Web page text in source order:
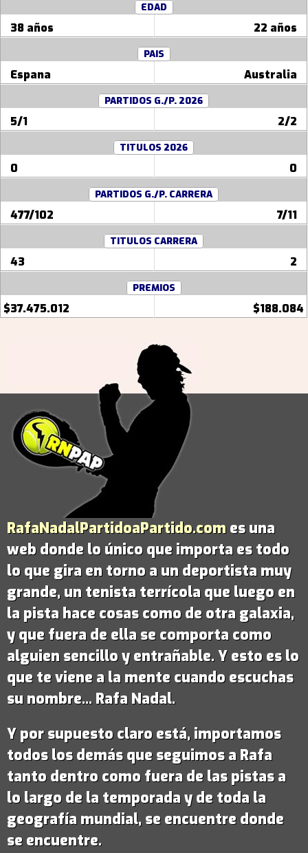
EDAD
38 años 22 años
PAIS
Espana Australia
PARTIDOS G./P. 2026
5/1 2/2
TITULOS 2026
0 0
PARTIDOS G./P. CARRERA
477/102 7/11
TITULOS CARRERA
43 2
PREMIOS
$37.475.012 $188.084
RafaNadalPartidoaPartido.com es una
web donde lo único que importa es todo
lo que gira en torno a un deportista muy
grande, un tenista terrícola que luego en
la pista hace cosas como de otra galaxia,
y que fuera de ella se comporta como
alguien sencillo y entrañable. Y esto es lo
que te viene a la mente cuando escuchas
su nombre... Rafa Nadal.
Y por supuesto claro está, importamos
todos los demás que seguimos a Rafa
tanto dentro como fuera de las pistas a
lo largo de la temporada y de toda la
geografía mundial, se encuentre donde
se encuentre.